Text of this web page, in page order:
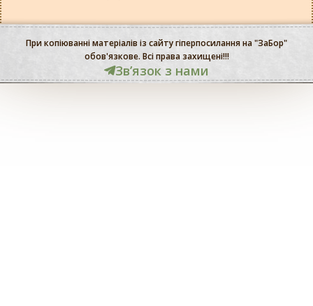
При копіюванні матеріалів із сайту гіперпосилання на "ЗаБор"
обов'язкове. Всі права захищені!!!
Звʼязок з нами